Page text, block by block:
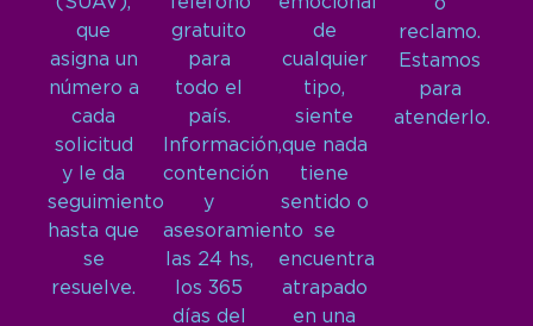
que
asigna un
número a
cada
solicitud
y le da
seguimiento
hasta que
se
resuelve.
gratuito
para
todo el
país.
Información,
contención
y
asesoramiento
las 24 hs,
los 365
días del
de
cualquier
tipo,
siente
que nada
tiene
sentido o
se
encuentra
atrapado
en una
o
reclamo.
Estamos
para
atenderlo.